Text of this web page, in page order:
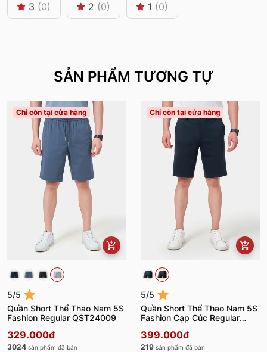
3 (0) 2 (0) 1 (0)
SẢN PHẨM TƯƠNG TỰ
Chỉ còn tại cửa hàng
5/5
Quần Short Thể Thao Nam 5S
Fashion Regular QST24009
329.000đ
3024 sản phẩm đã bán
Chỉ còn tại cửa hàng
5/5
Quần Short Thể Thao Nam 5S
Fashion Cạp Cúc Regular
399.000đ
219 sản phẩm đã bán